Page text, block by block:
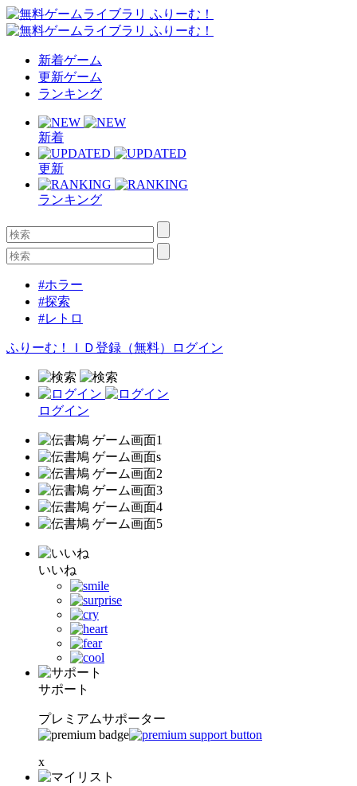
新着ゲーム
更新ゲーム
ランキング
新着
更新
ランキング
#ホラー
#探索
#レトロ
ふりーむ！ＩＤ登録（無料） ログイン
ログイン
いいね
サポート
プレミアムサポーター
x